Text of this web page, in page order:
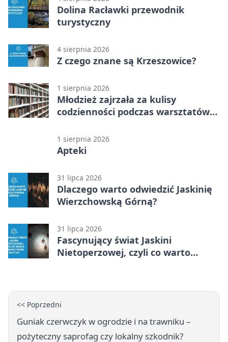
Dolina Racławki przewodnik
turystyczny
4 sierpnia 2026
Z czego znane są Krzeszowice?
1 sierpnia 2026
Młodzież zajrzała za kulisy
codzienności podczas warsztatów
1 sierpnia 2026
Apteki
31 lipca 2026
Dlaczego warto odwiedzić Jaskinię
Wierzchowską Górną?
31 lipca 2026
Fascynujący świat Jaskini
Nietoperzowej, czyli co warto
<< Poprzedni
Guniak czerwczyk w ogrodzie i na trawniku –
pożyteczny saprofag czy lokalny szkodnik?